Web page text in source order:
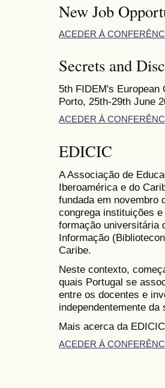
New Job
ACEDER À
Secrets and
5th FIDEM's
Porto, 25th-29th June
ACEDER À
EDICIC
A Associação de
Iberoamérica e do
fundada em novembro
congrega instituições
formação universitária
Informação
Caribe.
Neste contexto,
quais Portugal se
entre os docentes e
independentemente
Mais acerca da
ACEDER À